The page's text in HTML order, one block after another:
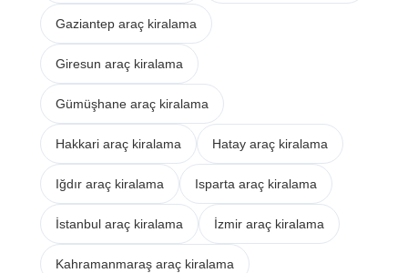
Gaziantep araç kiralama
Giresun araç kiralama
Gümüşhane araç kiralama
Hakkari araç kiralama Hatay araç kiralama
Iğdır araç kiralama Isparta araç kiralama
İstanbul araç kiralama İzmir araç kiralama
Kahramanmaraş araç kiralama